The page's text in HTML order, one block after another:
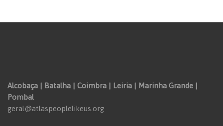
Alcobaça | Batalha | Coimbra | Leiria | Marinha Grande |
Pombal
geral@atlaspeoplelikeus.org